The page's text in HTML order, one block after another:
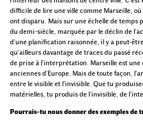
difficile de lire une ville comme Marseille,
ont disparu. Mais sur une échelle de temps
du demi-siècle, marquée par le déclin de
d’une planification raisonnée, il y a peut-
qu’ailleurs davantage de traces du passé
de prise à l’interprétation. Marseille est une
anciennes d’Europe. Mais de toute façon,
entre le visible et l’invisible. Que tu
matérielles, tu produis de l’invisible, de
Pourrais-tu nous donner des exemples de